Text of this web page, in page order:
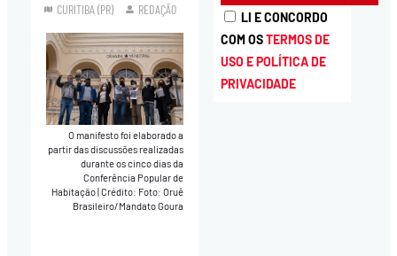
CURITIBA (PR)
REDAÇÃO
O manifesto foi elaborado a
partir das discussões realizadas
durante os cinco dias da
Conferência Popular de
Habitação|Crédito: Foto: Oruê
Brasileiro/Mandato Goura
LI E CONCORDO
COM OSTERMOS DE
USO E POLÍTICA DE
PRIVACIDADE